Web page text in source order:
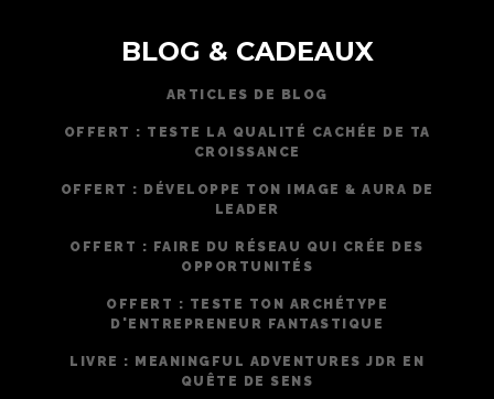
BLOG & CADEAUX
ARTICLES DE BLOG
OFFERT : TESTE LA QUALITÉ CACHÉE DE TA
CROISSANCE
OFFERT : DÉVELOPPE TON IMAGE & AURA DE
LEADER
OFFERT : FAIRE DU RÉSEAU QUI CRÉE DES
OPPORTUNITÉS
OFFERT : TESTE TON ARCHÉTYPE
D'ENTREPRENEUR FANTASTIQUE
LIVRE : MEANINGFUL ADVENTURES JDR EN
QUÊTE DE SENS